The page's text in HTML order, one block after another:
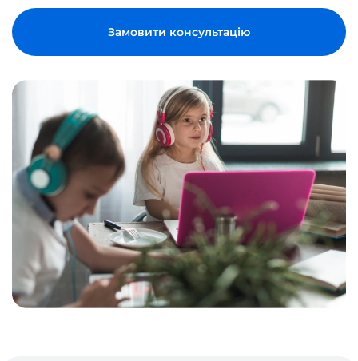
Замовити консультацію